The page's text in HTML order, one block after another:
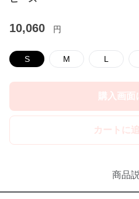
10,060 円
S M L
購入画
カートに
商品